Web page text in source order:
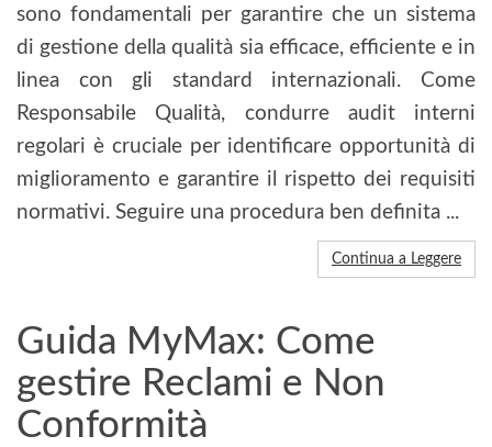
sono fondamentali per garantire che un sistema
di gestione della qualità sia efficace, efficiente e in
linea con gli standard internazionali. Come
Responsabile Qualità, condurre audit interni
regolari è cruciale per identificare opportunità di
miglioramento e garantire il rispetto dei requisiti
normativi. Seguire una procedura ben definita ...
Continua a Leggere
Guida MyMax: Come
gestire Reclami e Non
Conformità